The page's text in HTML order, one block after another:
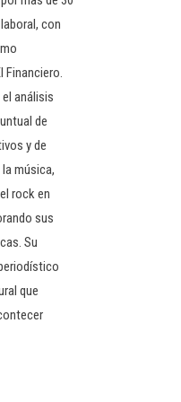
con
Financiero.
análisis
de
y de
música,
rock en
sus
Su
que